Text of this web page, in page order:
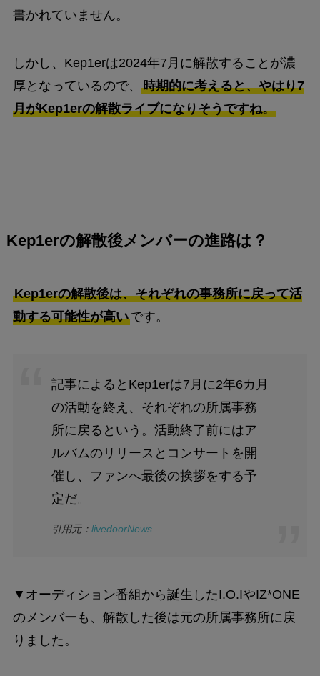
書かれていません。
しかし、Kep1erは2024年7月に解散することが濃
厚となっているので、 時期的に考えると、やはり7
月がKep1erの解散ライブになりそうですね。
Kep1erの解散後メンバーの進路は？
Kep1erの解散後は、それぞれの事務所に戻って活
動する可能性が高いです。
記事によるとKep1erは7月に2年6カ月
の活動を終え、それぞれの所属事務
所に戻るという。活動終了前にはア
ルバムのリリースとコンサートを開
催し、ファンへ最後の挨拶をする予
定だ。
引用元： livedoorNews
▼オーディション番組から誕生したI.O.IやIZ*ONE
のメンバーも、解散した後は元の所属事務所に戻
りました。